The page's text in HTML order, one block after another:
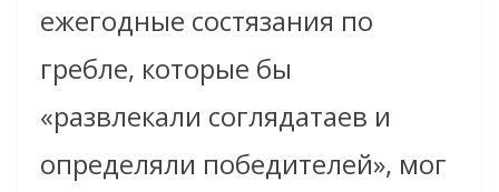
ежегодные состязания по
гребле, которые бы
«развлекали соглядатаев и
определяли победителей», мог